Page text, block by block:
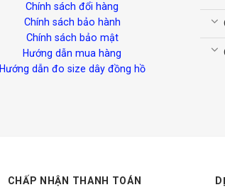
Chính sách đổi hàng
Chính sách bảo hành
Chính sách bảo mật
Hướng dẫn mua hàng
Hướng dẫn đo size dây đồng hồ
CHẤP NHẬN THANH TOÁN